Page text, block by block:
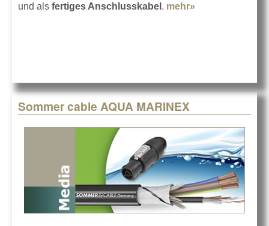
und als fertiges Anschlusskabel . mehr»
Sommer cable AQUA MARINEX